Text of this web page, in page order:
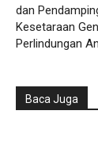
dan
Kesetaraan
Perlindungan
Baca Juga